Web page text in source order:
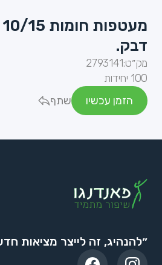
דבק.
מק״ט:2793141
100 יחידות
הזמן עכשיו
שתף
״להנהיג, זה לייצר מציאות